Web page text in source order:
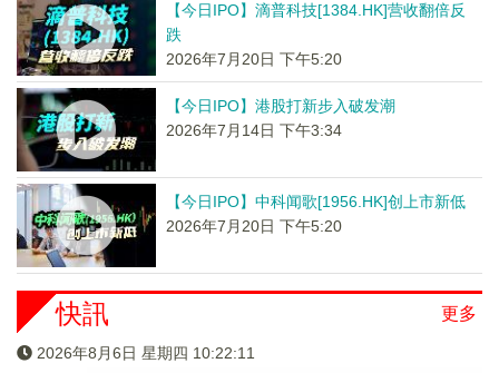
【今日IPO】滴普科技[1384.HK]营收翻倍反
跌
2026年7月20日 下午5:20
【今日IPO】港股打新步入破发潮
2026年7月14日 下午3:34
【今日IPO】中科闻歌[1956.HK]创上市新低
2026年7月20日 下午5:20
更多
快訊
2026年8月6日 星期四 10:22:11